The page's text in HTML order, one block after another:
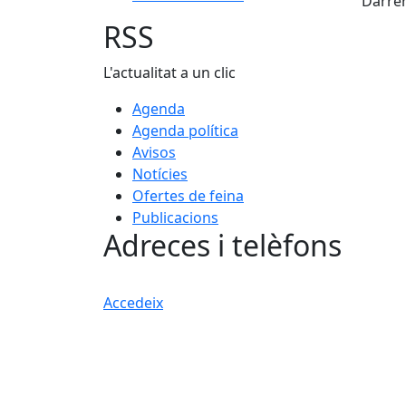
RSS
L'actualitat a un clic
Agenda
Agenda política
Avisos
Notícies
Ofertes de feina
Publicacions
Adreces i telèfons
Accedeix